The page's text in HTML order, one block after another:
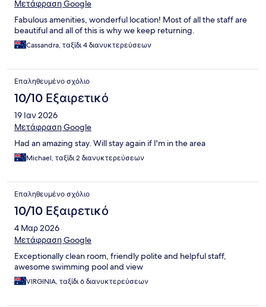
Μετάφραση Google
Fabulous amenities, wonderful location! Most of all the staff are
beautiful and all of this is why we keep returning.
Cassandra, ταξίδι 4 διανυκτερεύσεων
Επαληθευμένο σχόλιο
10/10 Εξαιρετικό
19 Ιαν 2026
Μετάφραση Google
Had an amazing stay. Will stay again if I'm in the area
Michael, ταξίδι 2 διανυκτερεύσεων
Επαληθευμένο σχόλιο
10/10 Εξαιρετικό
4 Μαρ 2026
Μετάφραση Google
Exceptionally clean room, friendly polite and helpful staff,
awesome swimming pool and view
VIRGINIA, ταξίδι 6 διανυκτερεύσεων